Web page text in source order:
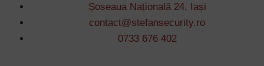
Șoseaua Națională 24, Iași
contact@stefansecurity.ro
0733 676 402